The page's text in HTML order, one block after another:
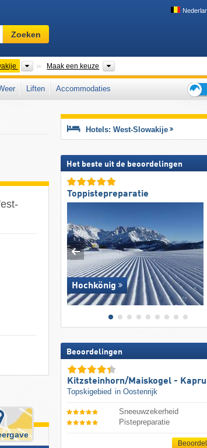
Skigebied,
regio,
…
Zoeken
Landsdelen
Maak een keuze
Liften
Accommodaties
voor
Hotels: West-Slowakije
Het beste uit de beoordelingen
Toppistepreparatie
Hochkönig
Beoordelingen
Kitzsteinhorn/​Maiskogel -
Topskigebied in Oostenrijk
Sneeuwzekerheid
Pistepreparatie